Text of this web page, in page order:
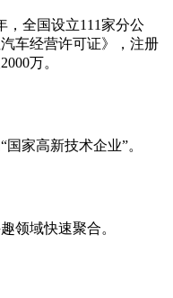
，全国设立111家分公
营许可证》，注册
2000万。
家高新技术企业”。
领域快速聚合。